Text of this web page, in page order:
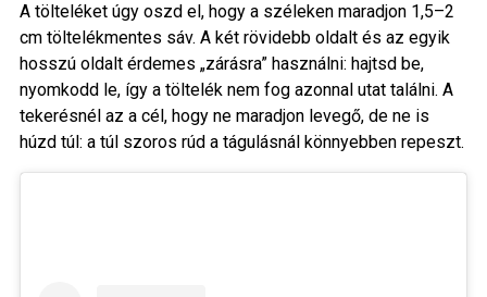
A tölteléket úgy oszd el, hogy a széleken maradjon 1,5–2
cm töltelékmentes sáv. A két rövidebb oldalt és az egyik
hosszú oldalt érdemes „zárásra” használni: hajtsd be,
nyomkodd le, így a töltelék nem fog azonnal utat találni. A
tekerésnél az a cél, hogy ne maradjon levegő, de ne is
húzd túl: a túl szoros rúd a tágulásnál könnyebben repeszt.